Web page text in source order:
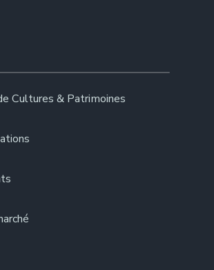
Cultures & Patrimoines